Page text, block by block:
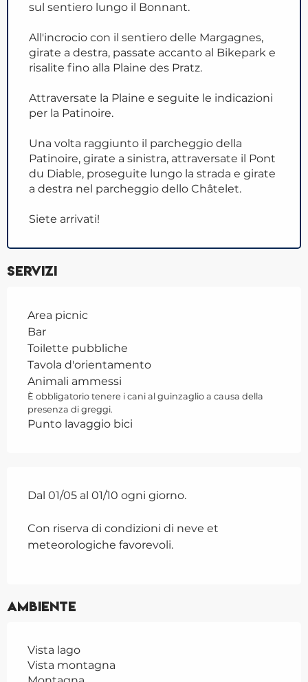
sul sentiero lungo il Bonnant.
All'incrocio con il sentiero delle Margagnes,
girate a destra, passate accanto al Bikepark e
risalite fino alla Plaine des Pratz.
Attraversate la Plaine e seguite le indicazioni
per la Patinoire.
Una volta raggiunto il parcheggio della
Patinoire, girate a sinistra, attraversate il Pont
du Diable, proseguite lungo la strada e girate
a destra nel parcheggio dello Châtelet.
Siete arrivati!
Servizi
Area picnic
Bar
Toilette pubbliche
Tavola d'orientamento
Animali ammessi
È obbligatorio tenere i cani al guinzaglio a causa della
presenza di greggi.
Punto lavaggio bici
Dal 01/05 al 01/10 ogni giorno.
Con riserva di condizioni di neve et
meteorologiche favorevoli.
Ambiente
Vista lago
Vista montagna